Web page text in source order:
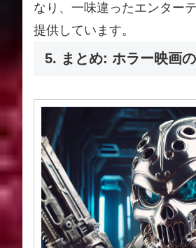
なり、一味違ったエンター
提供しています。
5. まとめ: ホラー映画